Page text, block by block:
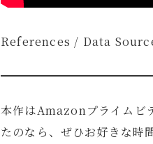
References / Data
本作はAmazonプライムビ
たのなら、ぜひお好きな時